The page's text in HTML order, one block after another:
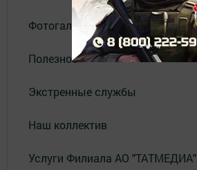
Фотогалереи
Полезное
Экстренные службы
Наш коллектив
Услуги Филиала АО "ТАТМЕДИА"